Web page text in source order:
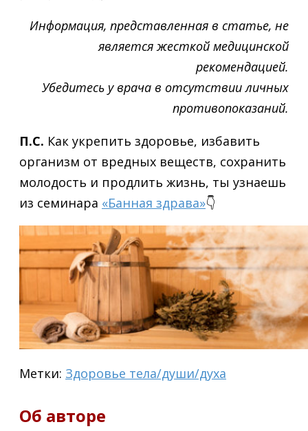
Информация, представленная в статье, не
является жесткой медицинской
рекомендацией.
Убедитесь у врача в отсутствии личных
противопоказаний.
П.С. Как укрепить здоровье, избавить
организм от вредных веществ, сохранить
молодость и продлить жизнь, ты узнаешь
из семинара «Банная здрава»👇
Метки: Здоровье тела/души/духа
Об авторе